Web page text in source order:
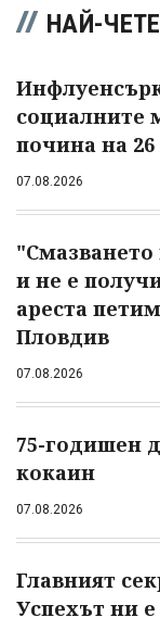
НАЙ-
социалните
почина на 26
07.08.2026
"Смазването
и не е
ареста
Пловдив
07.08.2026
75-годишен
кокаин
07.08.2026
Главният
Успехът ни